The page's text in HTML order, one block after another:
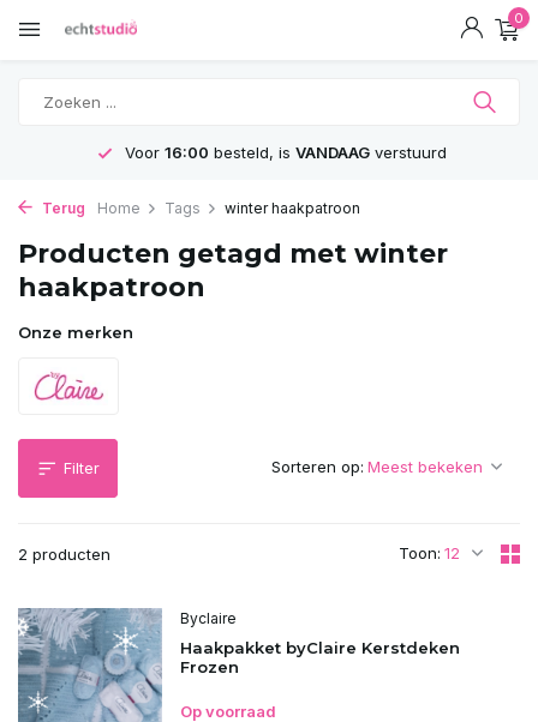
0
Voor 16:00 besteld, is VANDAAGverstuurd
Terug Home Tags winter haakpatroon
Producten getagd met winter
haakpatroon
Onze merken
Filter
2 producten Toon:
Sorteren op:
Byclaire
Haakpakket byClaire Kerstdeken
Frozen
Op voorraad